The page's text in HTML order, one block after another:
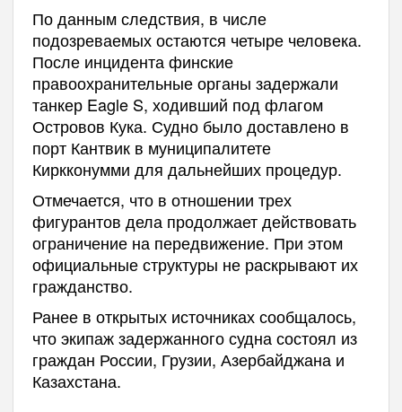
По данным следствия, в числе
подозреваемых остаются четыре человека.
После инцидента финские
правоохранительные органы задержали
танкер Eagle S, ходивший под флагом
Островов Кука. Судно было доставлено в
порт Кантвик в муниципалитете
Киркконумми для дальнейших процедур.
Отмечается, что в отношении трех
фигурантов дела продолжает действовать
ограничение на передвижение. При этом
официальные структуры не раскрывают их
гражданство.
Ранее в открытых источниках сообщалось,
что экипаж задержанного судна состоял из
граждан России, Грузии, Азербайджана и
Казахстана.